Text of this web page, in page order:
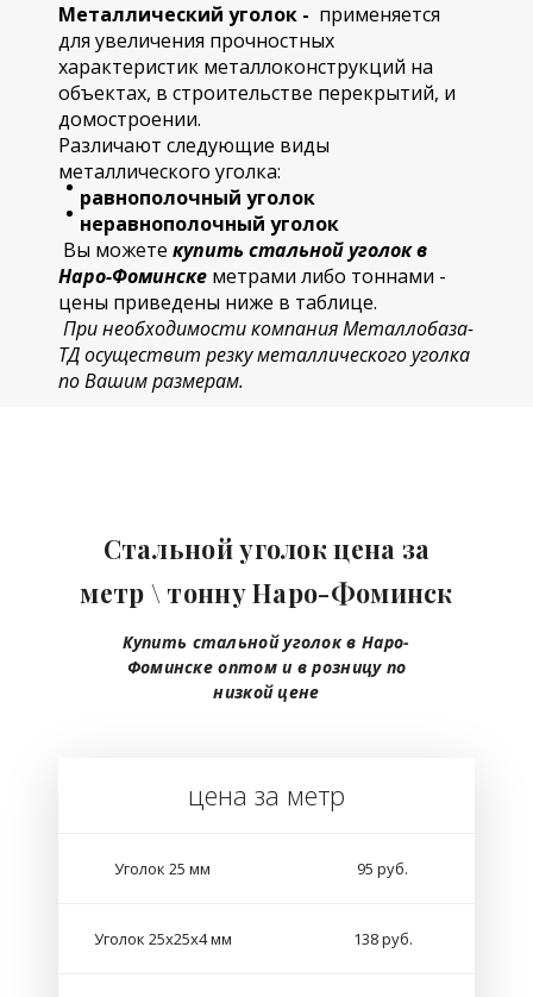
Металлический уголок - применяется
для увеличения прочностных
характеристик металлоконструкций на
объектах, в строительстве перекрытий, и
домостроении.
Различают следующие виды
металлического уголка:
равнополочный уголок
неравнополочный уголок
Вы можете купить стальной уголок в
Наро-Фоминске метрами либо тоннами -
цены приведены ниже в таблице.
При необходимости компания Металлобаза-
ТД осуществит резку металлического уголка
по Вашим размерам.
Стальной уголок цена за
метр \ тонну Наро-Фоминск
Купить стальной уголок в Наро-
Фоминске оптом и в розницу по
низкой цене
цена за метр
Уголок 25 мм 95 руб.
Уголок 25х25х4 мм 138 руб.